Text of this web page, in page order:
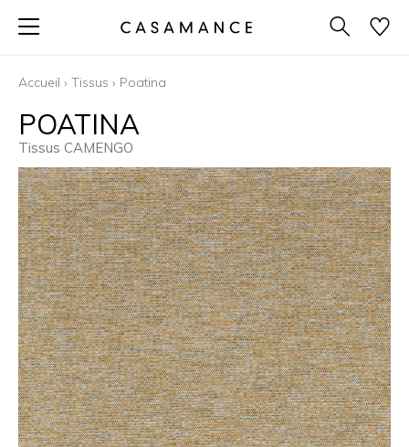
Accueil › Tissus › Poatina
POATINA
Tissus CAMENGO